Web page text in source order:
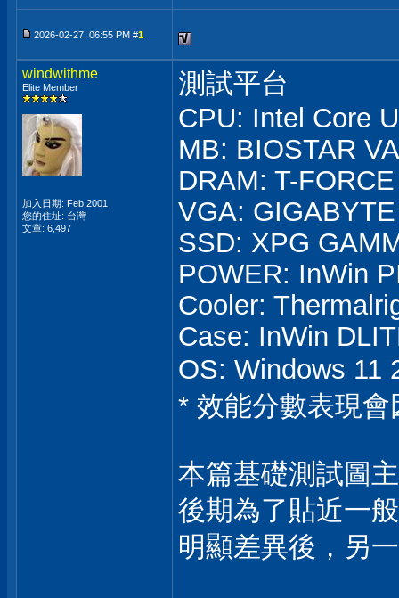
2026-02-27, 06:55 PM #1
windwithme
Elite Member
加入日期: Feb 2001
您的住址: 台灣
文章: 6,497
測試平台
CPU: Intel Core
MB: BIOSTAR
DRAM: T-
VGA:
SSD: XPG
POWER: InWin
Cooler:
Case: InWin
OS: Windows 11
* 效能分數表現
本篇基礎測試圖
後期為了貼近一
明顯差異後，另